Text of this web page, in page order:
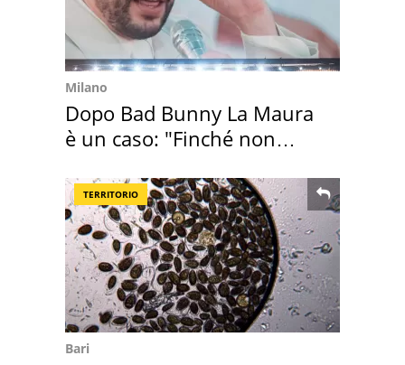
Milano
Dopo Bad Bunny La Maura
è un caso: "Finché non
TERRITORIO
Bari